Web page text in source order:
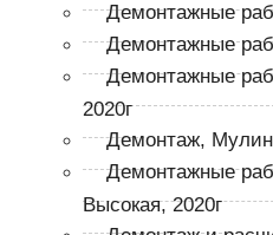
Демонтажные
Демонтажные
Демонтажные
2020г
Демонтаж,
Демонтажные
Высокая, 2020г